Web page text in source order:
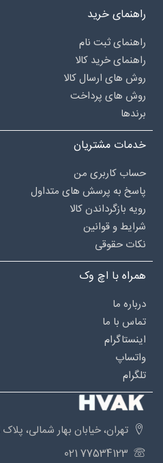
راهنمای خرید
راهنمای ثبت نام
راهنمای خرید کالا
روش های ارسال کالا
روش های پرداخت
برندها
خدمات مشتریان
حساب کاربری من
پاسخ به پرسش های متداول
رویه بازگرداندن کالا
شرایط و قوانین
نکات حقوقی
همراه با اچ وک
درباره‌ ما
تماس با ما
اینستاگرام
واتساپ
تلگرام
تهران، خیابان بهار شمالی، پلاک 259
77534123 021